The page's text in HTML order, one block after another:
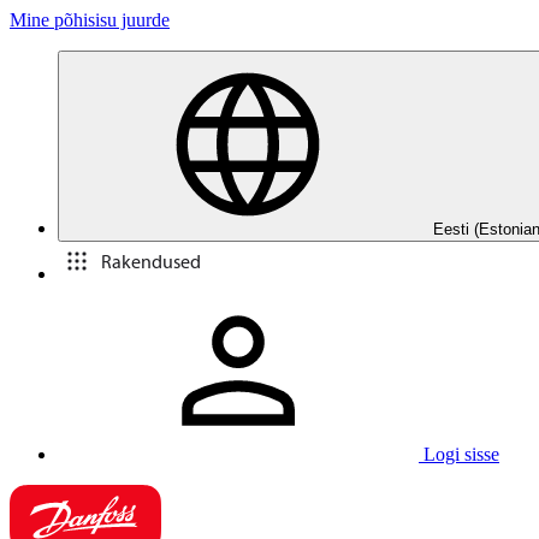
Mine põhisisu juurde
Eesti
Rakendused
Logi sisse